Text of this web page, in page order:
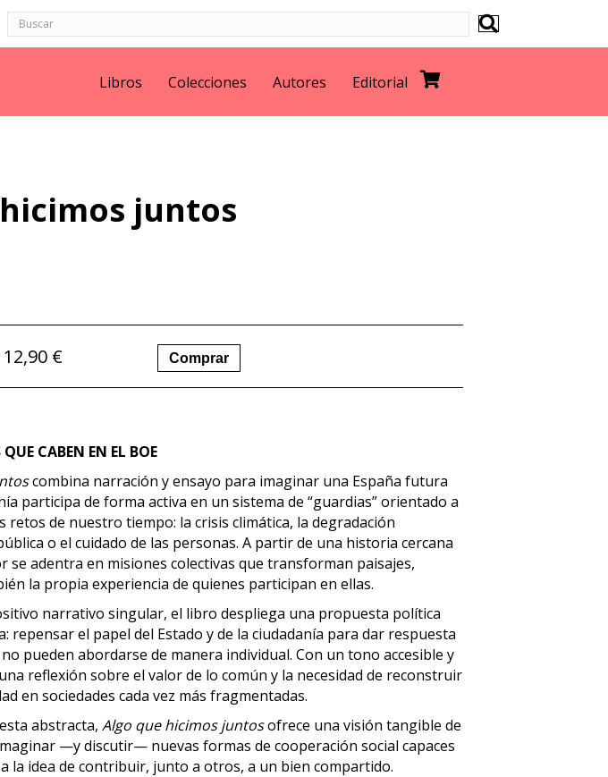
Libros Colecciones Autores Editorial
juntos
12,90 € Comprar
CABEN EN EL BOE
combina narración y ensayo para imaginar una España futura
participa de forma activa en un sistema de “guardias” orientado a
de nuestro tiempo: la crisis climática, la degradación
o el cuidado de las personas. A partir de una historia cercana
se adentra en misiones colectivas que transforman paisajes,
la propia experiencia de quienes participan en ellas.
narrativo singular, el libro despliega una propuesta política
repensar el papel del Estado y de la ciudadanía para dar respuesta
pueden abordarse de manera individual. Con un tono accesible y
reflexión sobre el valor de lo común y la necesidad de reconstruir
en sociedades cada vez más fragmentadas.
abstracta,Algo que hicimos juntosofrece una visión tangible de
—y discutir— nuevas formas de cooperación social capaces
la idea de contribuir, junto a otros, a un bien compartido.